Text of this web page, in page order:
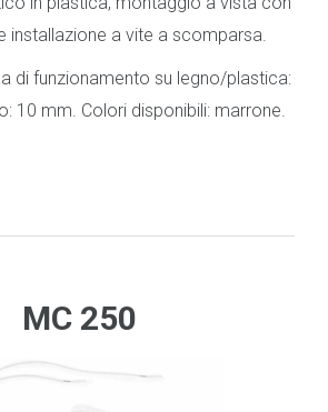
installazione a vite a scomparsa.
di funzionamento su legno/plastica:
10 mm. Colori disponibili: marrone.
MC 250